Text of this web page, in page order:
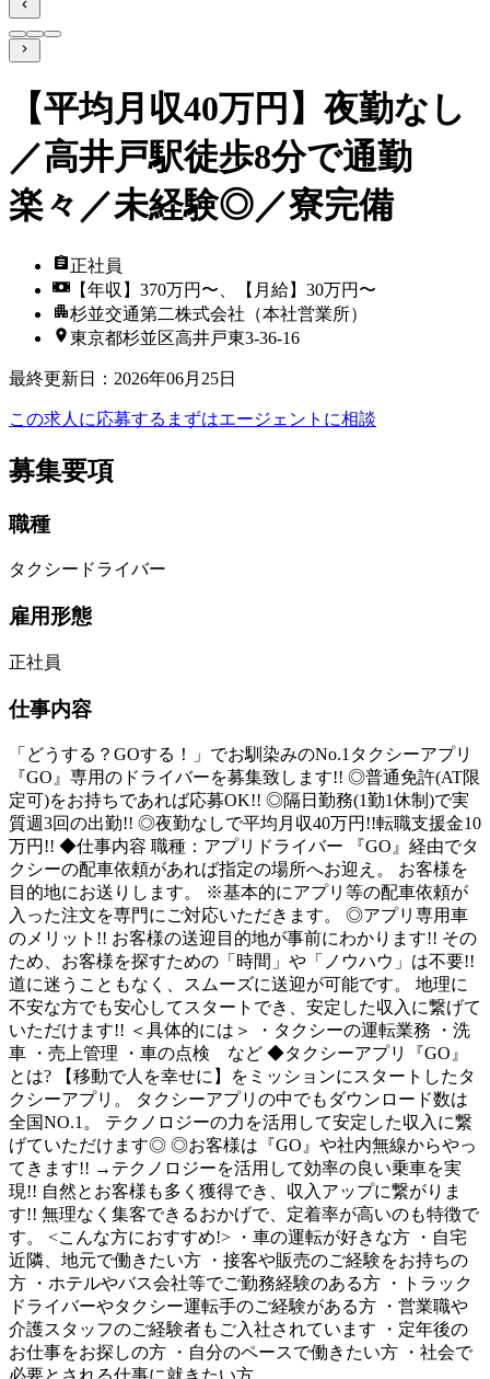
【平均月収40万円】夜勤なし
／高井戸駅徒歩8分で通勤
楽々／未経験◎／寮完備
正社員
【年収】370万円〜、【月給】30万円〜
杉並交通第二株式会社（本社営業所）
東京都杉並区高井戸東3‐36‐16
最終更新日 ： 2026年06月25日
この求人に応募する まずはエージェントに相談
募集要項
職種
タクシードライバー
雇用形態
正社員
仕事内容
「どうする？GOする！」でお馴染みのNo.1タクシーアプリ
『GO』専用のドライバーを募集致します!! ◎普通免許(AT限
定可)をお持ちであれば応募OK!! ◎隔日勤務(1勤1休制)で実
質週3回の出勤!! ◎夜勤なしで平均月収40万円!!転職支援金10
万円!! ◆仕事内容 職種：アプリドライバー 『GO』経由でタ
クシーの配車依頼があれば指定の場所へお迎え。 お客様を
目的地にお送りします。 ※基本的にアプリ等の配車依頼が
入った注文を専門にご対応いただきます。 ◎アプリ専用車
のメリット!! お客様の送迎目的地が事前にわかります!! その
ため、お客様を探すための「時間」や「ノウハウ」は不要!!
道に迷うこともなく、スムーズに送迎が可能です。 地理に
不安な方でも安心してスタートでき、安定した収入に繋げて
いただけます!! ＜具体的には＞ ・タクシーの運転業務 ・洗
車 ・売上管理 ・車の点検 など ◆タクシーアプリ『GO』
とは? 【移動で人を幸せに】をミッションにスタートしたタ
クシーアプリ。 タクシーアプリの中でもダウンロード数は
全国NO.1。 テクノロジーの力を活用して安定した収入に繋
げていただけます◎ ◎お客様は『GO』や社内無線からやっ
てきます!! →テクノロジーを活用して効率の良い乗車を実
現!! 自然とお客様も多く獲得でき、収入アップに繋がりま
す!! 無理なく集客できるおかげで、定着率が高いのも特徴で
す。 <こんな方におすすめ!> ・車の運転が好きな方 ・自宅
近隣、地元で働きたい方 ・接客や販売のご経験をお持ちの
方 ・ホテルやバス会社等でご勤務経験のある方 ・トラック
ドライバーやタクシー運転手のご経験がある方 ・営業職や
介護スタッフのご経験者もご入社されています ・定年後の
お仕事をお探しの方 ・自分のペースで働きたい方 ・社会で